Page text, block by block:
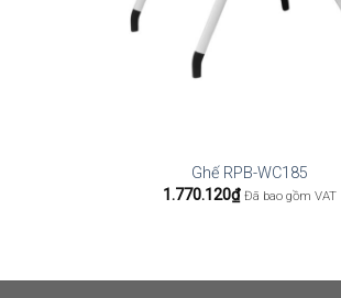
Ghế RPB-WC185
1.770.120₫ Đã bao gồm VAT